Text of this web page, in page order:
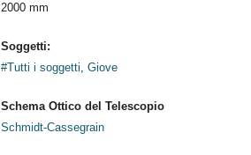
2000 mm
Soggetti:
#Tutti i soggetti, Giove
Schema Ottico del Telescopio
Schmidt-Cassegrain